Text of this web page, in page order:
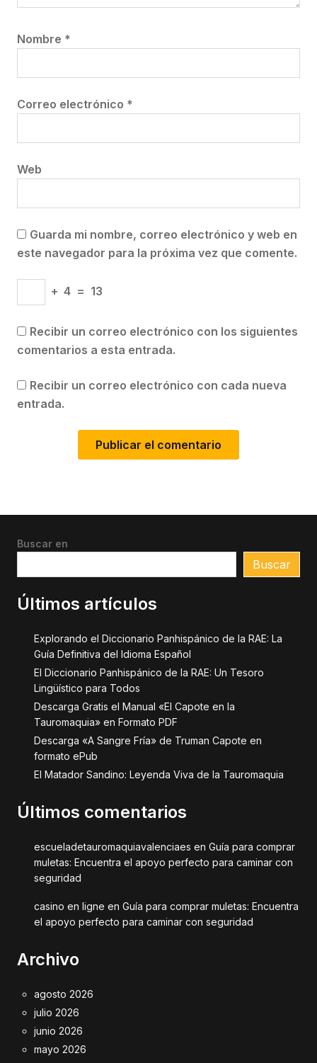
Nombre *
Correo electrónico *
Web
Guarda mi nombre, correo electrónico y web en
este navegador para la próxima vez que comente.
+ 4 = 13
Recibir un correo electrónico con los siguientes
comentarios a esta entrada.
Recibir un correo electrónico con cada nueva
entrada.
Buscar en
Buscar
Últimos artículos
Explorando el Diccionario Panhispánico de la RAE: La
Guía Definitiva del Idioma Español
El Diccionario Panhispánico de la RAE: Un Tesoro
Lingüístico para Todos
Descarga Gratis el Manual «El Capote en la
Tauromaquia» en Formato PDF
Descarga «A Sangre Fría» de Truman Capote en
formato ePub
El Matador Sandino: Leyenda Viva de la Tauromaquia
Últimos comentarios
escueladetauromaquiavalenciaes en Guía para comprar
muletas: Encuentra el apoyo perfecto para caminar con
seguridad
casino en ligne en Guía para comprar muletas: Encuentra
el apoyo perfecto para caminar con seguridad
Archivo
agosto 2026
julio 2026
junio 2026
mayo 2026